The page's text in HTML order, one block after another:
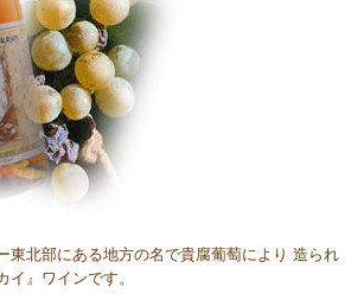
東北部にある地方の名で貴腐葡萄により 造られ
イ』ワインです。